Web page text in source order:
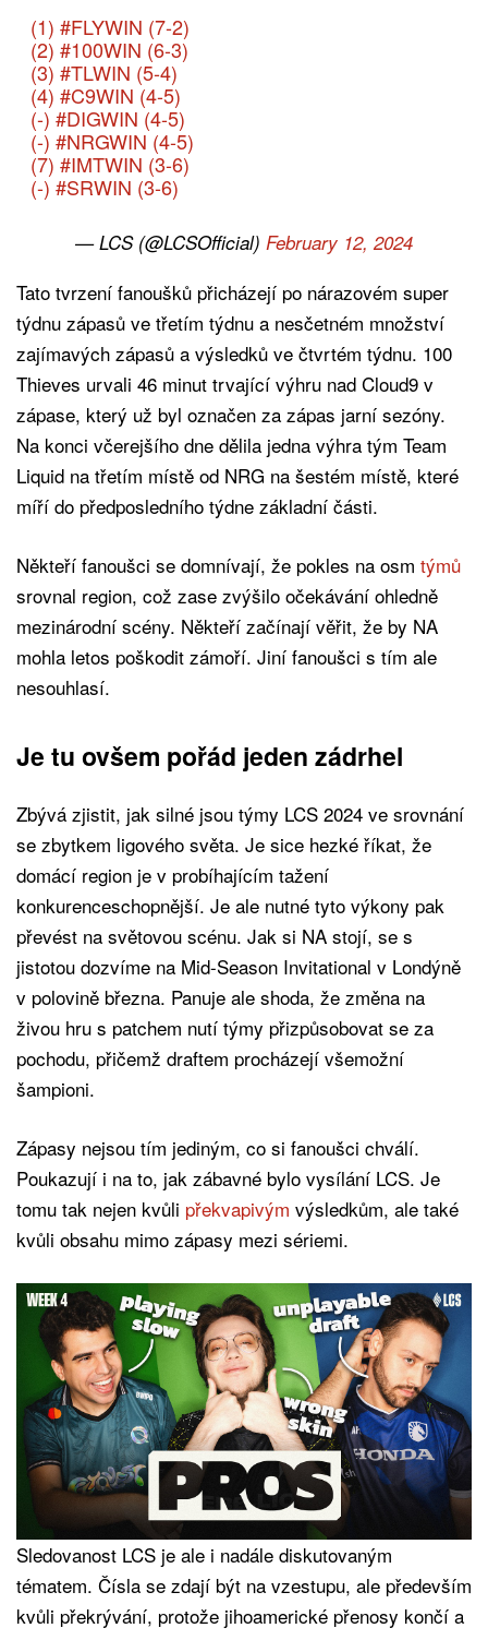
(1) #FLYWIN (7-2)
(2) #100WIN (6-3)
(3) #TLWIN (5-4)
(4) #C9WIN (4-5)
(-)#DIGWIN(4-5)
(-) #NRGWIN(4-5)
(7) #IMTWIN (3-6)
(-)#SRWIN (3-6)
— LCS (@LCSOfficial) February 12, 2024
Tato tvrzení fanoušků přicházejí po nárazovém super
týdnu zápasů ve třetím týdnu a nesčetném množství
zajímavých zápasů a výsledků ve čtvrtém týdnu. 100
Thieves urvali 46 minut trvající výhru nad Cloud9 v
zápase, který už byl označen za zápas jarní sezóny.
Na konci včerejšího dne dělila jedna výhra tým Team
Liquid na třetím místě od NRG na šestém místě, které
míří do předposledního týdne základní části.
Někteří fanoušci se domnívají, že pokles na osm týmů
srovnal region, což zase zvýšilo očekávání ohledně
mezinárodní scény. Někteří začínají věřit, že by NA
mohla letos poškodit zámoří. Jiní fanoušci s tím ale
nesouhlasí.
Je tu ovšem pořád jeden zádrhel
Zbývá zjistit, jak silné jsou týmy LCS 2024 ve srovnání
se zbytkem ligového světa. Je sice hezké říkat, že
domácí region je v probíhajícím tažení
konkurenceschopnější. Je ale nutné tyto výkony pak
převést na světovou scénu. Jak si NA stojí, se s
jistotou dozvíme na Mid-Season Invitational v Londýně
v polovině března. Panuje ale shoda, že změna na
živou hru s patchem nutí týmy přizpůsobovat se za
pochodu, přičemž draftem procházejí všemožní
šampioni.
Zápasy nejsou tím jediným, co si fanoušci chválí.
Poukazují i na to, jak zábavné bylo vysílání LCS. Je
tomu tak nejen kvůli překvapivým výsledkům, ale také
kvůli obsahu mimo zápasy mezi sériemi.
Sledovanost LCS je ale i nadále diskutovaným
tématem. Čísla se zdají být na vzestupu, ale především
kvůli překrývání, protože jihoamerické přenosy končí a